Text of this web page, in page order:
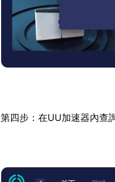
第四步：在UU加速器內查